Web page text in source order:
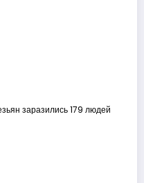
заразились 179 людей